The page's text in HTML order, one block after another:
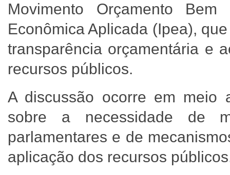
Movimento Orçamento
Econômica Aplicada (Ipea),
transparência orçamentária e
recursos públicos.
A discussão ocorre em meio
sobre a necessidade de
parlamentares e de
aplicação dos recursos